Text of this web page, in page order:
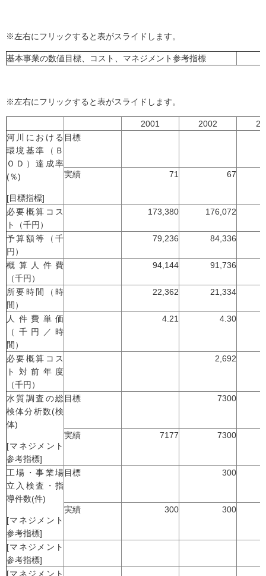
※左右にフリックすると表がスライドします。
基本事業の数値目標、コスト、マネジメント参考指標
※左右にフリックすると表がスライドします。
2001 2002
河川における
環境基準（Ｂ
ＯＤ）達成率
(％)
[目標指標]
目標
実績 71 67
必要概算コス
ト（千円）
173,380 176,072
予算額等（千
円）
79,236 84,336
概算人件費
（千円）
94,144 91,736
所要時間（時
間）
22,362 21,334
人件費単価
（千円／時
間）
4.21 4.30
必要概算コス
ト対前年度
（千円）
2,692
水質調査の総
検体分析数(検
体)
[マネジメント
参考指標]
目標 7300
実績 7177 7300
工場・事業場
立入検査・指
導件数(件)
[マネジメント
参考指標]
目標 300
実績 300 300
[マネジメント
参考指標]
[マネジメント